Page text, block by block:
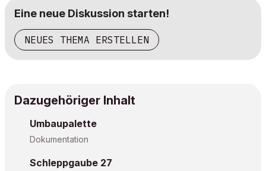
Eine neue Diskussion starten!
NEUES THEMA ERSTELLEN
Dazugehöriger Inhalt
Umbaupalette
Dokumentation
Schleppgaube 27